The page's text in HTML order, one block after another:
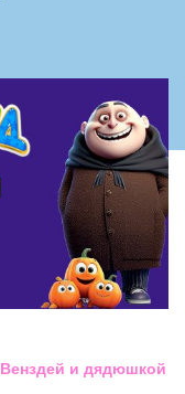
и дядюшкой